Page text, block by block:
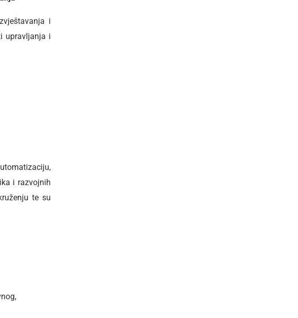
i
upravljanja i
i razvojnih
te su